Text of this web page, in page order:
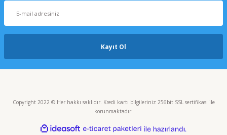
Kayıt Ol
Copyright 2022 © Her hakkı saklıdır. Kredi kartı bilgileriniz 256bit SSL sertifikası ile
korunmaktadır.
ideasoft
e-